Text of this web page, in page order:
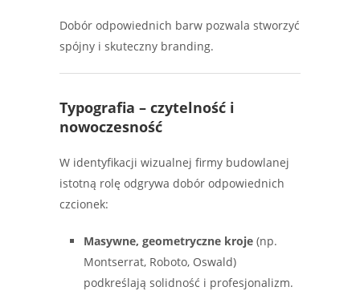
Dobór odpowiednich barw pozwala stworzyć
spójny i skuteczny branding.
Typografia – czytelność i
nowoczesność
W identyfikacji wizualnej firmy budowlanej
istotną rolę odgrywa dobór odpowiednich
czcionek:
Masywne, geometryczne kroje (np.
Montserrat, Roboto, Oswald)
podkreślają solidność i profesjonalizm.